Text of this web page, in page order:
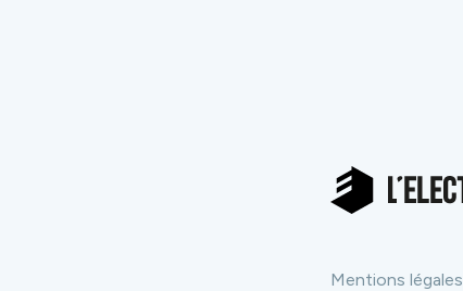
Mentions légales